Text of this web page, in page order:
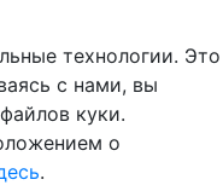
технологии. Это
с нами, вы
куки.
о
.